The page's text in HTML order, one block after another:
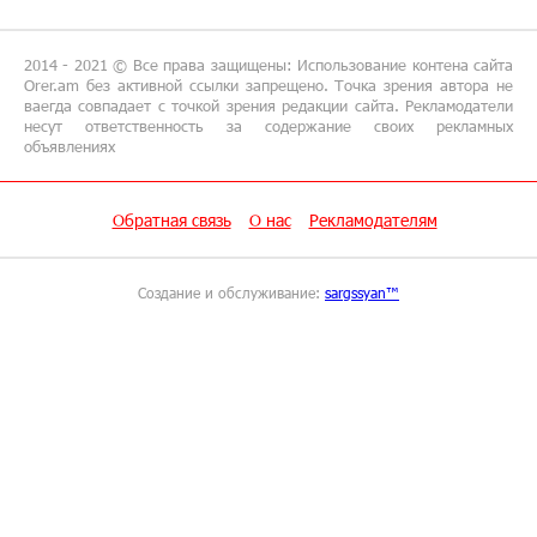
Предателя Пашиняна нужно скинуть с трона.
18:38:14 8-07-2026
Глава МИД Иордании: Подписание мирного
соглашения между Арменией и
2014 - 2021 © Все права защищены: Использование контена сайта
Orer.am без активной ссылки запрещено. Точка зрения автора не
ваегда совпадает с точкой зрения редакции сайта. Рекламодатели
несут ответственность за содержание своих рекламных
объявлениях
Обратная связь О нас Рекламодателям
Создание и обслуживание: sargssyan™